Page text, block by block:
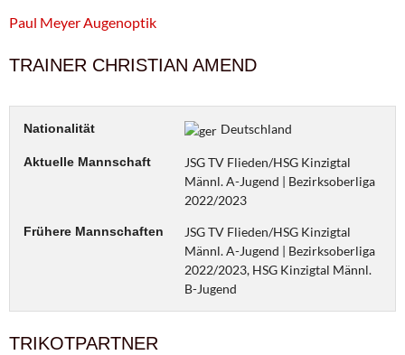
Paul Meyer Augenoptik
TRAINER CHRISTIAN AMEND
Nationalität Deutschland
Aktuelle Mannschaft
JSG TV Flieden/HSG Kinzigtal
Männl. A-Jugend | Bezirksoberliga
2022/2023
Frühere Mannschaften
JSG TV Flieden/HSG Kinzigtal
Männl. A-Jugend | Bezirksoberliga
2022/2023, HSG Kinzigtal Männl.
B-Jugend
TRIKOTPARTNER